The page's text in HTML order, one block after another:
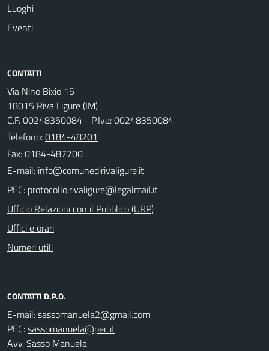
Luoghi
Eventi
CONTATTI
Via Nino Bixio 15
18015 Riva Ligure (IM)
C.F. 00248350084 - P.Iva: 00248350084
Telefono:0184-48201
Fax: 0184-487700
E-mail:
PEC:
Ufficio Relazioni con il Pubblico (URP)
Uffici e orari
Numeri utili
CONTATTI D.P.O.
E-mail:
PEC:
Avv. Sasso Manuela